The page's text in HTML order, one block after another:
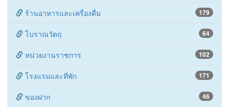
445
สมุนไพรพื้นบ้าน
179
ร้านอาหารและเครื่องดื่ม
64
โบราณวัตถุ
102
หน่วยงานราชการ
171
โรงแรมและที่พัก